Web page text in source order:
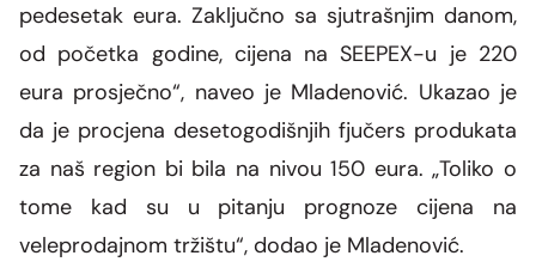
pedesetak eura. Zaključno sa sjutrašnjim danom,
od početka godine, cijena na SEEPEX-u je 220
eura prosječno“, naveo je Mladenović. Ukazao je
da je procjena desetogodišnjih fjučers produkata
za naš region bi bila na nivou 150 eura.„Toliko o
tome kad su u pitanju prognoze cijena na
veleprodajnom tržištu“, dodao je Mladenović.